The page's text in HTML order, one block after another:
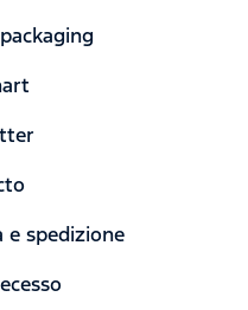
e spedizione